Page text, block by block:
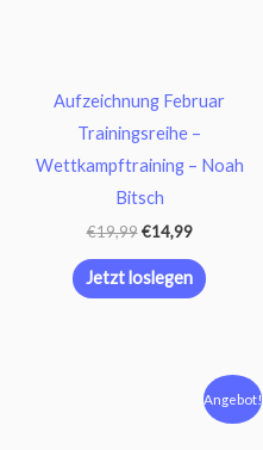
Aufzeichnung Februar
Trainingsreihe –
Wettkampftraining – Noah
Bitsch
€19,99 €14,99
Jetzt loslegen
Angebot!
Ursprünglicher
Aktueller
Preis